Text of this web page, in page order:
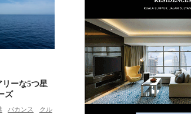
ーな5つ星
ズ
バカンス
クル